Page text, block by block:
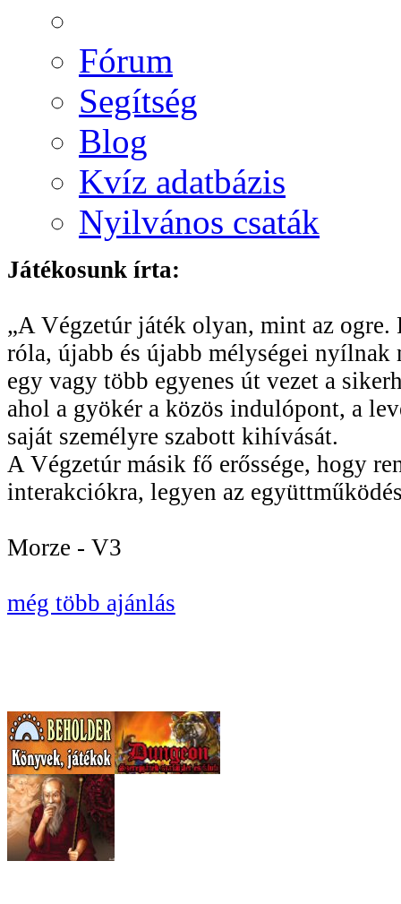
Fórum
Segítség
Blog
Kvíz adatbázis
Nyilvános csaták
Játékosunk írta:
„A Végzetúr játék olyan, mint az
róla, újabb és újabb mélységei
egy vagy több egyenes út vezet a
ahol a gyökér a közös indulópont, a
saját személyre szabott kihívását.
A Végzetúr másik fő erőssége, hogy
interakciókra, legyen az
Morze - V3
még több ajánlás